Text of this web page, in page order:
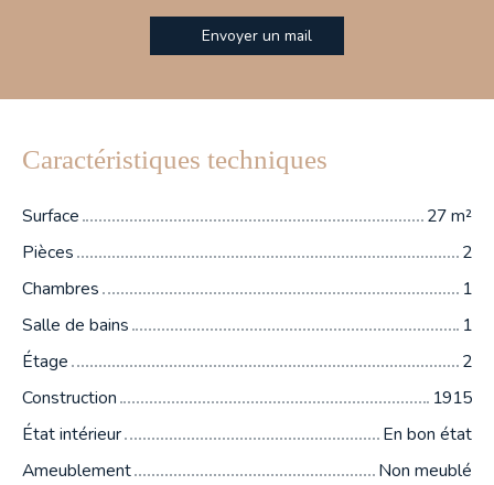
Envoyer un mail
Caractéristiques techniques
Surface 27m²
Pièces
2
Chambres
1
Salle de bains
1
Étage
2
Construction
1915
État intérieur
En bon état
Ameublement
Non meublé